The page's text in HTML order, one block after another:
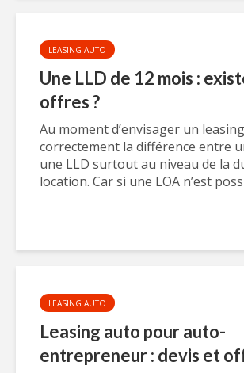
LEASING AUTO
Une LLD de 12 mois :
offres ?
Au moment d’envisager un
correctement la différence entre
une LLD surtout au niveau de la
location. Car si une LOA n’est
LEASING AUTO
Leasing auto pour auto-
entrepreneur : devis et